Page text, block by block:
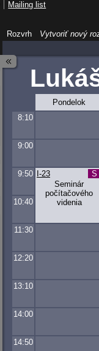
Pondelok
8:10
9:00
9:50
Seminár
počítačového
videnia
I-23 S
10:40
11:30
12:20
13:10
14:00
14:50
Rozvrh Vytvoriť nový
Mailing list